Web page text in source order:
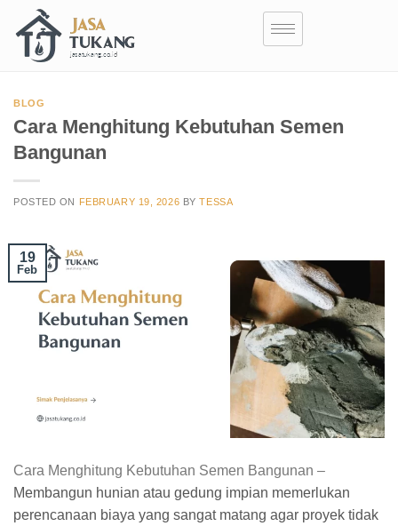
BLOG
Cara Menghitung Kebutuhan Semen
Bangunan
POSTED ON FEBRUARY 19, 2026 BYTESSA
19
Feb
Cara Menghitung Kebutuhan Semen Bangunan –
Membangun hunian atau gedung impian memerlukan
perencanaan biaya yang sangat matang agar proyek tidak